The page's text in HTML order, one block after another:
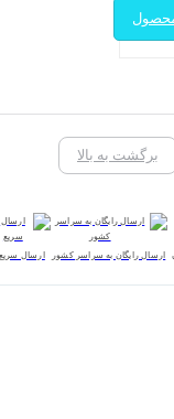
برگشت به بالا
رایگان به سراسر کشور ارسال سریع